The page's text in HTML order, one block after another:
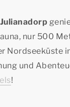
nur 500
Nordseeküste
und
!